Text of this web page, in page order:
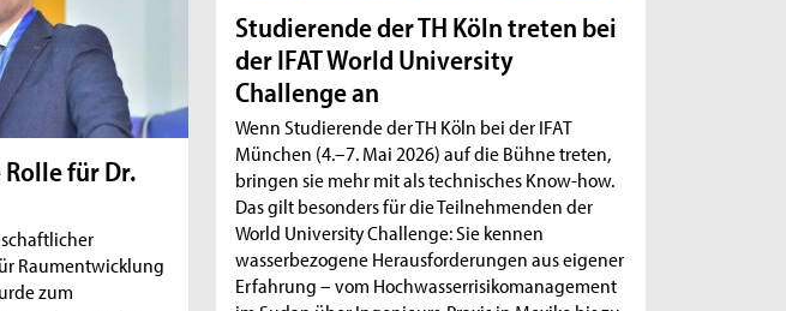
Studierende der TH Köln treten bei
der IFAT World University
Challenge an
Wenn Studierende der TH Köln bei der IFAT
München (4.–7. Mai 2026) auf die Bühne treten,
bringen sie mehr mit als technisches Know-how.
Das gilt besonders für die Teilnehmenden der
World University Challenge: Sie kennen
wasserbezogene Herausforderungen aus eigener
Erfahrung – vom Hochwasserrisikomanagement
für Dr.
Raumentwicklung
zum